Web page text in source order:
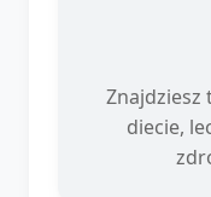
Znajdziesz
diecie,